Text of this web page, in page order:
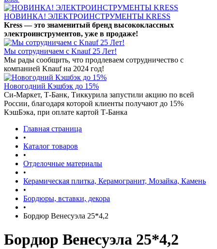
НОВИНКА! ЭЛЕКТРОИНСТРУМЕНТЫ KRESS
Kress — это знаменитый бренд высококлассных
электроинструментов, уже в продаже!
Мы сотрудничаем с Knauf 25 Лет!
Мы рады сообщить, что продлеваем сотрудничество с
компанией Knauf на 2024 год!
Новогодний Кэшбэк до 15%
Си-Маркет, Т-Банк, Тиккурила запустили акцию по всей
России, благодаря которой клиенты получают до 15%
КэшБэка, при оплате картой Т-Банка
Главная страница
•
Каталог товаров
•
Отделочные материалы
•
Керамическая плитка, Керамогранит, Мозайка, Камень
•
Бордюры, вставки, декора
•
Бордюр Венесуэла 25*4,2
Бордюр Венесуэла 25*4,2